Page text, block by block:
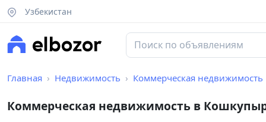
Узбекистан
Главная Недвижимость Коммерческая недвижимость
Коммерческая недвижимость в